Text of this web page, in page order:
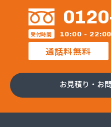
株式会社田島商店
株式会社東京文化総業
株式会社栃木屋商店
株式会社内田商店
株式会社鍋屋斉藤商店
株式会社八木商店
株式会社福田屋
受付時間 10:00 - 22:00
通話料無料
お見積り・お